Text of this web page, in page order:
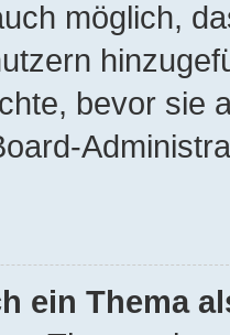
möglich,
bevor sie
ein Thema